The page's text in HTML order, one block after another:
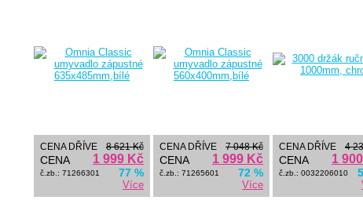
CENA DŘÍVE 8 621 Kč
CENA 1 999 Kč
č.zb.: 71266301 77 %
Více
CENA DŘÍVE 7 048 Kč
CENA 1 999 Kč
č.zb.: 71265601 72 %
Více
CENA DŘÍVE 4
CENA 1
č.zb.: 0032206010